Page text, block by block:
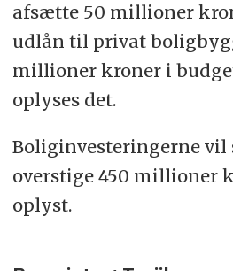
afsætte 50 millioner
udlån til privat
millioner kroner i
oplyses det.
Boliginvesteringerne vil
overstige 450 millioner
oplyst.